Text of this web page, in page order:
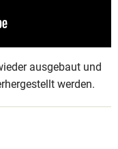
ausgebaut und
werden.